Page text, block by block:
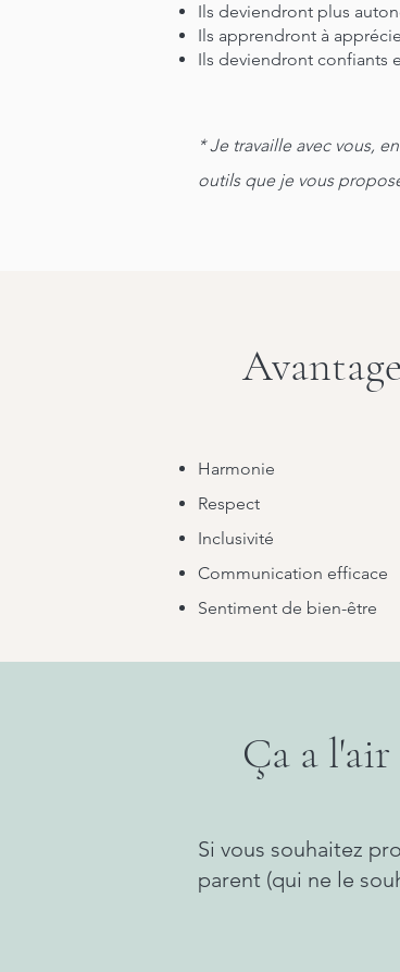
Ils deviendront plus
Ils apprendront à
Ils deviendront confiants
* Je travaille avec vous,
outils que je vous
Harmonie
Respect
Inclusivité
Communication efficace
Sentiment de bien-être
Ça a l'air
Si vous souhaitez
parent (qui ne le